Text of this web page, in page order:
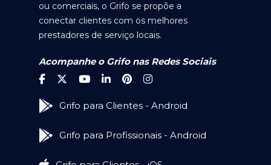
ou comerciais, o Grifo se propõe a
conectar clientes com os melhores
prestadores de serviço locais.
Acompanhe o Grifo nas Redes Sociais
Grifo para Clientes - Android
Grifo para Profissionais - Android